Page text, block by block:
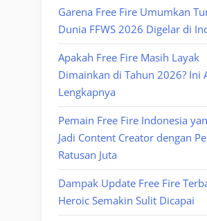
Garena Free Fire Umumkan
Dunia FFWS 2026 Digelar di
Apakah Free Fire Masih Layak
Dimainkan di Tahun 2026? Ini
Lengkapnya
Pemain Free Fire Indonesia
Jadi Content Creator dengan
Ratusan Juta
Dampak Update Free Fire
Heroic Semakin Sulit Dicapai